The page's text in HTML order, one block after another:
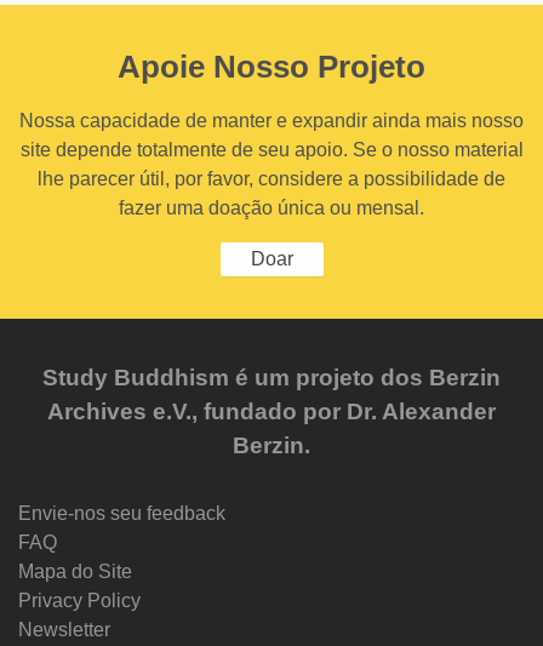
Apoie Nosso Projeto
Nossa capacidade de manter e expandir ainda mais nosso
site depende totalmente de seu apoio. Se o nosso material
lhe parecer útil, por favor, considere a possibilidade de
fazer uma doação única ou mensal.
Doar
Study Buddhism é um projeto dos Berzin
Archives e.V., fundado por Dr. Alexander
Berzin.
Envie-nos seu feedback
FAQ
Mapa do Site
Privacy Policy
Newsletter